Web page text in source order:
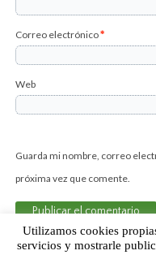
Correo electrónico*
Web
Guarda mi nombre, correo
próxima vez que comente.
Utilizamos cookies
servicios y mostrarle